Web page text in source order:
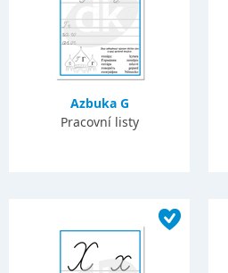
Azbuka G
Pracovní listy